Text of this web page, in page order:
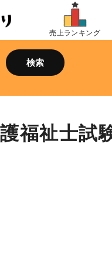
売上ランキング
福祉士試